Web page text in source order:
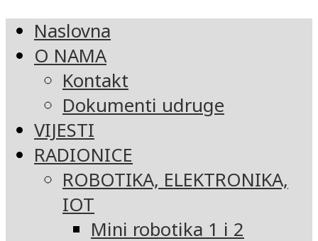
Naslovna
O NAMA
Kontakt
Dokumenti udruge
VIJESTI
RADIONICE
ROBOTIKA, ELEKTRONIKA,
IOT
Mini robotika 1 i 2